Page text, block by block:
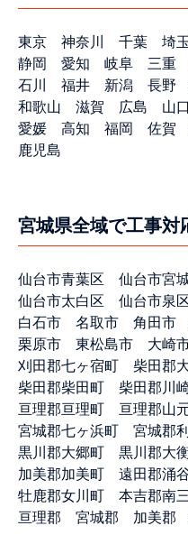
東京 神奈川 千葉 埼玉
静岡
愛知 岐阜 三重
石川
福井 新潟 長野
和歌山
滋賀 広島 山口
愛媛
高知 福岡 佐賀
鹿児島
宮城県全域で工事対
仙台市青葉区 仙台市宮
仙台市太白区
仙台市泉
白石市
名取市 角田市
栗原市
東松島市 大崎
刈田郡七ヶ宿町
柴田郡
柴田郡柴田町
柴田郡川
亘理郡亘理町
亘理郡山
宮城郡七ヶ浜町
宮城郡
黒川郡大郷町
黒川郡大
加美郡加美町
遠田郡涌
牡鹿郡女川町
本吉郡南
亘理郡
宮城郡 加美郡